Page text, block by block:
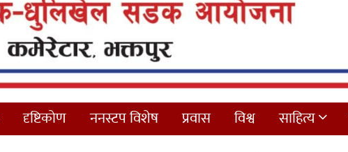
दृष्टिकोण ननस्टप विशेष प्रवास विश्व साहित्य